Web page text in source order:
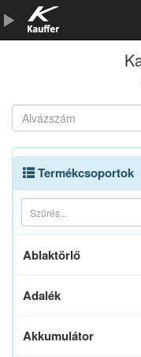
Szerszámkatalógus
Alkatrészek
Termékcsoportok
Ablaktörlő
Adalék
Akkumulátor